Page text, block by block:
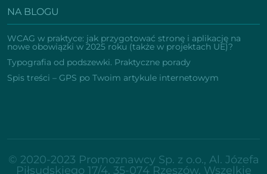
NA BLOGU
WCAG w praktyce: jak przygotować stronę i aplikację na
nowe obowiązki w 2025 roku (także w projektach UE)?
Typografia od podszewki. Praktyczne porady
Spis treści – GPS po Twoim artykule internetowym
© 2020-2023 Promoznawcy Sp. z o.o., Al. Józefa
Piłsudskiego 17/4, 35-074 Rzeszów. Wszelkie